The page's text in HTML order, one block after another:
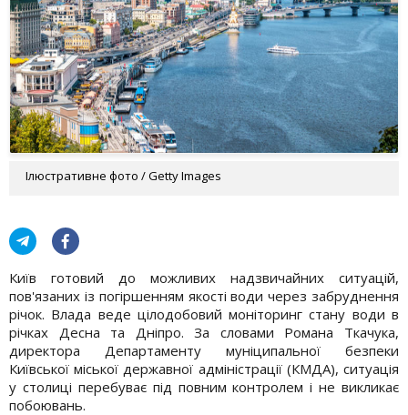
Ілюстративне фото / Getty Images
Київ готовий до можливих надзвичайних ситуацій,
пов'язаних із погіршенням якості води через забруднення
річок. Влада веде цілодобовий моніторинг стану води в
річках Десна та Дніпро. За словами Романа Ткачука,
директора Департаменту муніципальної безпеки
Київської міської державної адміністрації (КМДА), ситуація
у столиці перебуває під повним контролем і не викликає
побоювань.